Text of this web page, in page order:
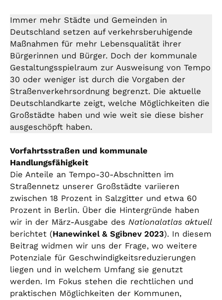
Immer mehr Städte und Gemeinden in
Deutschland setzen auf verkehrsberuhigende
Maßnahmen für mehr Lebensqualität ihrer
Bürgerinnen und Bürger. Doch der kommunale
Gestaltungsspielraum zur Ausweisung von Tempo
30 oder weniger ist durch die Vorgaben der
Straßenverkehrsordnung begrenzt. Die aktuelle
Deutschlandkarte zeigt, welche Möglichkeiten die
Großstädte haben und wie weit sie diese bisher
ausgeschöpft haben.
Vorfahrtsstraßen und kommunale
Handlungsfähigkeit
Die Anteile an Tempo-30-Abschnitten im
Straßennetz unserer Großstädte variieren
zwischen 18 Prozent in Salzgitter und etwa 60
Prozent in Berlin. Über die Hintergründe haben
wir in der März-Ausgabe des Nationalatlas aktuell
berichtet (Hanewinkel & Sgibnev 2023). In diesem
Beitrag widmen wir uns der Frage, wo weitere
Potenziale für Geschwindigkeitsreduzierungen
liegen und in welchem Umfang sie genutzt
werden. Im Fokus stehen die rechtlichen und
praktischen Möglichkeiten der Kommunen,